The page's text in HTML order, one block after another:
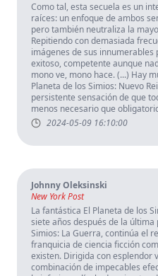
Como tal, esta secuela es un
raíces: un enfoque de ambos
pero también neutraliza la
Repitiendo con demasiada
imágenes de sus
exitoso, competente aunque
mono ve, mono hace. (...) Hay
Planeta de los Simios: Nuevo
persistente sensación de que
menos necesario que
2024-05-09 16:10:00
Johnny Oleksinski
New York Post
La fantástica El Planeta de los
siete años después de la última
Simios: La Guerra, continúa el
franquicia de ciencia ficción
existen. Dirigida con esplendor
combinación de impecables